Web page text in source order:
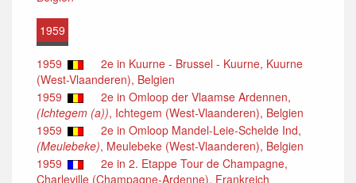
1959
1959
2e in Kuurne - Brussel - Kuurne, Kuurne
(West-Vlaanderen), Belgien
1959
2e in Omloop der Vlaamse Ardennen,
(Ichtegem (a)), Ichtegem (West-Vlaanderen), Belgien
1959
2e in Omloop Mandel-Leie-Schelde Ind,
(Meulebeke), Meulebeke (West-Vlaanderen), Belgien
1959
2e in 2. Etappe Tour de Champagne,
Charleville (Champagne-Ardenne), Frankreich